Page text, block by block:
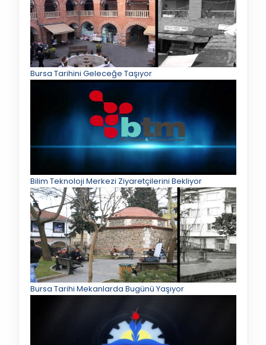
Bursa Tarihini Geleceğe Taşıyor
Bilim Teknoloji Merkezi Ziyaretçilerini Bekliyor
Bursa Tarihi Mekanlarda Bugünü Yaşıyor